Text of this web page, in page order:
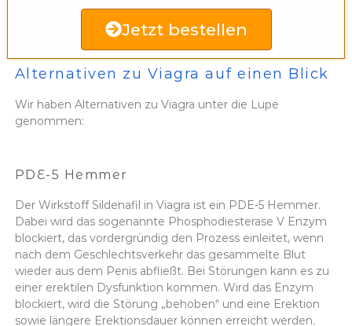
Jetzt bestellen
Alternativen zu Viagra auf einen Blick
Wir haben Alternativen zu Viagra unter die Lupe
genommen:
PDE-5 Hemmer
Der Wirkstoff Sildenafil in Viagra ist ein PDE-5 Hemmer.
Dabei wird das sogenannte Phosphodiesterase V Enzym
blockiert, das vordergründig den Prozess einleitet, wenn
nach dem Geschlechtsverkehr das gesammelte Blut
wieder aus dem Penis abfließt. Bei Störungen kann es zu
einer erektilen Dysfunktion kommen. Wird das Enzym
blockiert, wird die Störung „behoben“ und eine Erektion
sowie längere Erektionsdauer können erreicht werden.